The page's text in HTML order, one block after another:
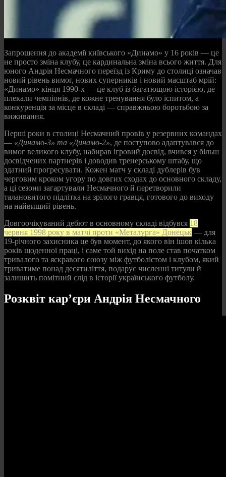
Запрошення до академії київського «Динамо» у 16 років — це
не просто зміна клубу, це кардинальна зміна всього життя. Для
юного Андрія Несмачного переїзд із Криму до столиці означав
новий рівень вимог, нових суперників і новий масштаб мрій:
«Динамо» кінця 1990-х — це клуб із багатющою історією, де
плекали чемпіонів, де кожне тренування було іспитом, а
конкуренція за місце в складі — справжньою боротьбою за
виживання.
Перші роки в столиці Несмачний провів у резервних командах
— «Динамо-3» та «Динамо-2», де поступово адаптувався до
вимог великого клубу, набирав ігровий досвід, вчився у більш
досвідчених партнерів і доводив тренерському штабу, що
здатний прогресувати. Кожен матч у складі дублерів був
черговим кроком угору по довгих сходах до основного складу,
а ці сезони загартували Несмачного й перетворили
талановитого підлітка на зрілого гравця, готового до виходу
на найвищий рівень.
Довгоочікуваний дебют в основному складі відбувся 18
червня 1998 року в матчі проти «Металурга» Донецьк — для
19-річного захисника це був момент, до якого він ішов кілька
років щоденної праці, і саме той вихід на поле став початком
тривалого та яскравого союзу між футболістом і клубом, який
триватиме понад десятиліття, подарує численні титули й
залишить помітний слід в історії українського футболу.
Розквіт кар’єри Андрія Несмачного